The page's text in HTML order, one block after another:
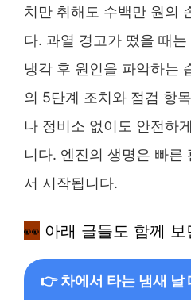
치만 취해도 수백만 원의
다. 과열 경고가 떴을 때
냉각 후 원인을 파악하는
의 5단계 조치와 점검 항
나 정비소 없이도 안전하
니다. 엔진의 생명은 빠른
서 시작됩니다.
👀 아래 글들도 함께 보
👉 차에서 타는 냄새 날